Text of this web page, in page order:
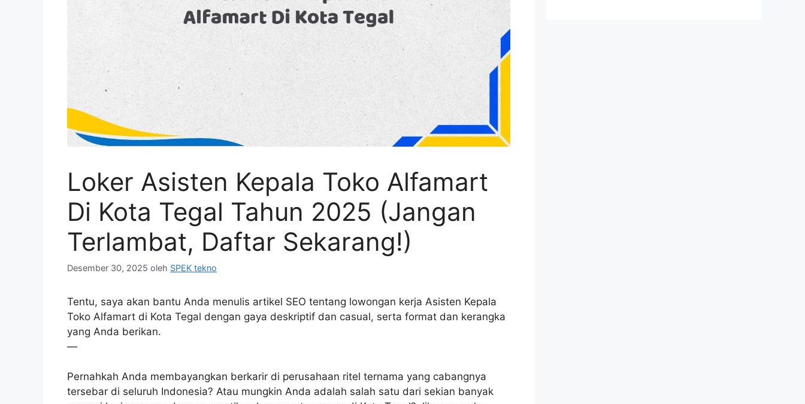
Loker Asisten Kepala Toko Alfamart
Di Kota Tegal Tahun 2025 (Jangan
Terlambat, Daftar Sekarang!)
Desember 30, 2025 oleh SPEK tekno
Tentu, saya akan bantu Anda menulis artikel SEO tentang lowongan kerja Asisten Kepala
Toko Alfamart di Kota Tegal dengan gaya deskriptif dan casual, serta format dan kerangka
yang Anda berikan.
—
Pernahkah Anda membayangkan berkarir di perusahaan ritel ternama yang cabangnya
tersebar di seluruh Indonesia? Atau mungkin Anda adalah salah satu dari sekian banyak